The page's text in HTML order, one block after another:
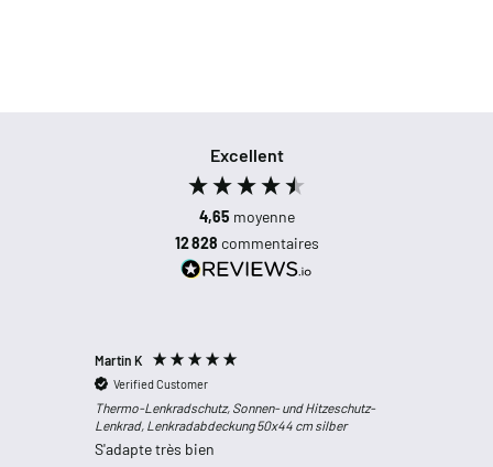
Excellent
4,65 moyenne
12 828 commentaires
Martin K
Verified Customer
Thermo-Lenkradschutz, Sonnen- und Hitzeschutz-
Lenkrad, Lenkradabdeckung 50x44 cm silber
S'adapte très bien